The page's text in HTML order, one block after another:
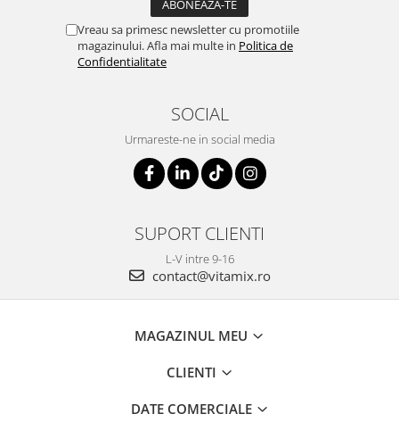
Vreau sa primesc newsletter cu promotiile
magazinului. Afla mai multe in Politica de
Confidentialitate
SOCIAL
Urmareste-ne in social media
SUPORT CLIENTI
L-V intre 9-16
contact@vitamix.ro
MAGAZINUL MEU
CLIENTI
DATE COMERCIALE